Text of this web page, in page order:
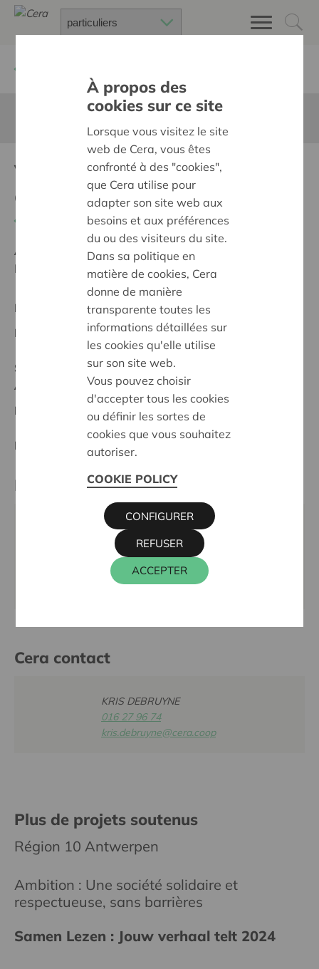
Verbindend op weg met
gezinnen
Ambition:
Une société solidaire et respectueuse, sans
barrières
Projet régional
Date de début:12/02/2025
Statut:
Antwerpen
Date de décision: 12/02/2025
Décision: Approuvé
Partenaire
Home Start Vlaanderen afdeling Antwerpen,
Naamsestraat 153, 3000 LEUVEN
info@homestartvlaanderen.be
www.homestartvlaanderen.com
Cera contact
KRIS DEBRUYNE
016 27 96 74
kris.debruyne@cera.coop
Plus de projets soutenus
Région 10 Antwerpen
Ambition : Une société solidaire et
respectueuse, sans barrières
Samen Lezen : Jouw verhaal telt 2024
À propos des
cookies sur ce site
Lorsque vous visitez le site
web de Cera, vous êtes
confronté à des "cookies",
que Cera utilise pour
adapter son site web aux
besoins et aux préférences
du ou des visiteurs du site.
Dans sa politique en
matière de cookies, Cera
donne de manière
transparente toutes les
informations détaillées sur
les cookies qu'elle utilise
sur son site web.
Vous pouvez choisir
d'accepter tous les cookies
ou définir les sortes de
cookies que vous souhaitez
autoriser.
COOKIE POLICY
ACCEPTER
REFUSER
CONFIGURER